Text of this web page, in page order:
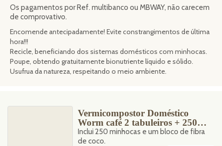
Os pagamentos por Ref. multibanco ou MBWAY, não carecem
de comprovativo.
Encomende antecipadamente! Evite constrangimentos de última
hora!!!
Recicle, beneficiando dos sistemas domésticos com minhocas.
Poupe, obtendo gratuitamente bionutriente líquido e sólido.
Usufrua da natureza, respeitando o meio ambiente.
Vermicompostor Doméstico
Worm café 2 tabuleiros + 250
minhocas
Inclui 250 minhocas e um bloco de fibra
de coco.